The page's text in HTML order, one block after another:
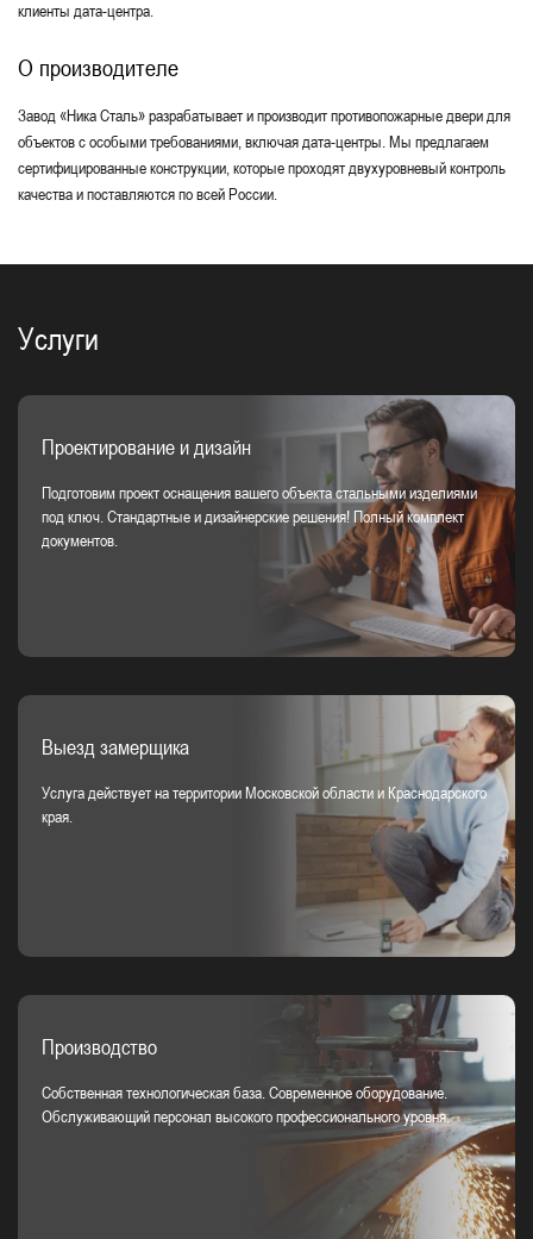
клиенты дата-центра.
О производителе
Завод «Ника Сталь» разрабатывает и производит противопожарные двери для
объектов с особыми требованиями, включая дата-центры. Мы предлагаем
сертифицированные конструкции, которые проходят двухуровневый контроль
качества и поставляются по всей России.
Услуги
Проектирование и дизайн
Подготовим проект оснащения вашего объекта стальными изделиями
под ключ. Стандартные и дизайнерские решения! Полный комплект
документов.
Выезд замерщика
Услуга действует на территории Московской области и Краснодарского
края.
Производство
Собственная технологическая база. Современное оборудование.
Обслуживающий персонал высокого профессионального уровня.